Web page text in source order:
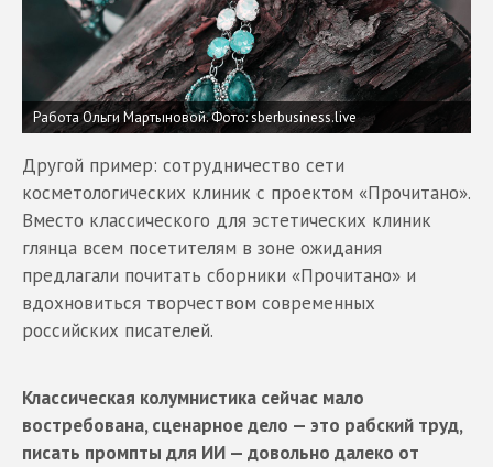
Работа Ольги Мартыновой.Фото: sberbusiness.live
Другой пример: сотрудничество сети
косметологических клиник с проектом «Прочитано».
Вместо классического для эстетических клиник
глянца всем посетителям в зоне ожидания
предлагали почитать сборники «Прочитано» и
вдохновиться творчеством современных
российских писателей.
Классическая колумнистика сейчас мало
востребована, сценарное дело — это рабский труд,
писать промпты для ИИ — довольно далеко от